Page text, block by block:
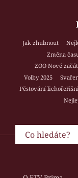
Jak zhubnout
Změna
ZOO Nové
Volby 2025
Pěstování